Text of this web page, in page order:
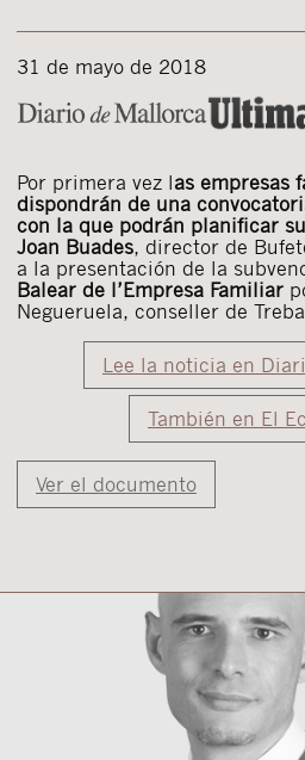
31 de mayo de 2018
Por primera vez las empresas
dispondrán de una
con la que podrán planificar
Joan Buades, director de
a la presentación de la
Balear de l’Empresa Familiar
Negueruela, conseller de
Lee la noticia en
También en El
Ver el documento